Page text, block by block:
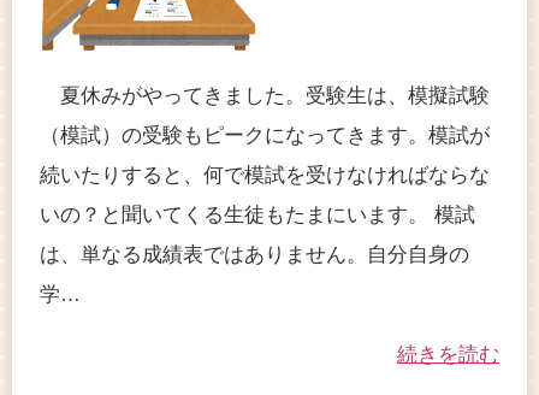
夏休みがやってきました。受験生は、模擬試験
（模試）の受験もピークになってきます。模試が
続いたりすると、何で模試を受けなければならな
いの？と聞いてくる生徒もたまにいます。 模試
は、単なる成績表ではありません。自分自身の
学…
続きを読む